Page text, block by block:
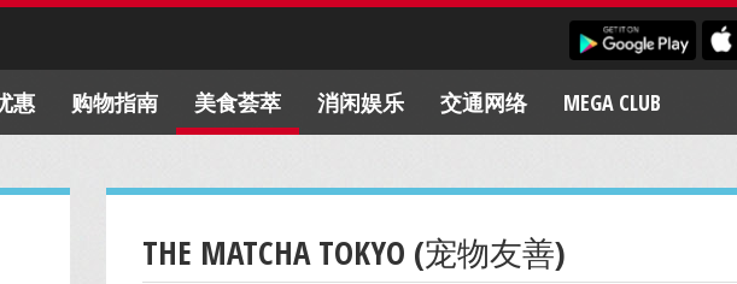
惠 购物指南 美食荟萃 消闲娱乐 交通网络 MEGA CLUB
THE MATCHA TOKYO (宠物友善)